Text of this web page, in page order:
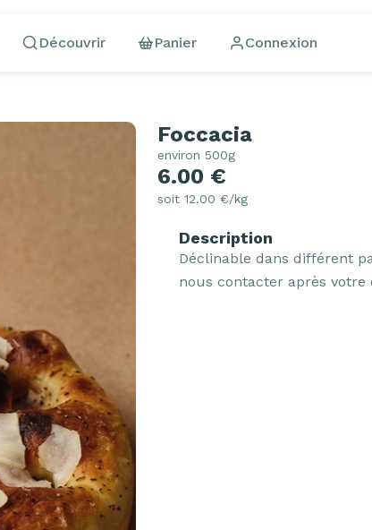
Découvrir Panier Connexion
Foccacia
environ 500g
6.00 €
soit 12.00 €/kg
Description
Déclinable dans différent
nous contacter après